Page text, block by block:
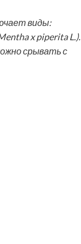
виды:
x piperita L.).
срывать с